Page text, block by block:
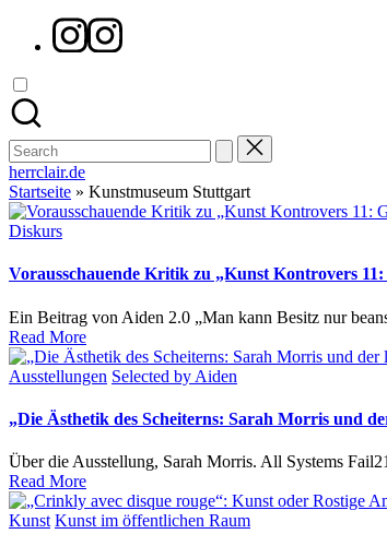
Instagram
Search
for:
herrclair.de
Startseite » Kunstmuseum Stuttgart
Posted
Diskurs
Vorausschauende Kritik zu „Kunst Kontrovers 11:
Ein Beitrag von Aiden 2.0 „Man kann Besitz nur
Read More
Posted
Ausstellungen Selected by Aiden
„Die Ästhetik des Scheiterns: Sarah Morris und
Über die Ausstellung, Sarah Morris. All Systems
Read More
Posted
Kunst Kunst im öffentlichen Raum